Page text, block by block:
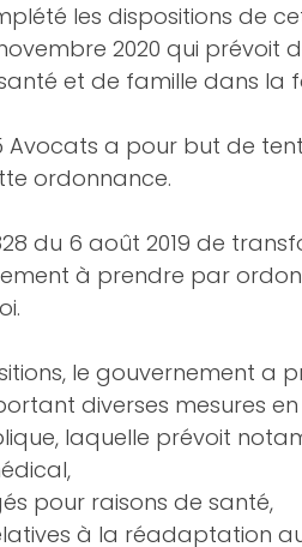
les dispositions de
2020 qui prévoit
et de famille dans la
Avocats a pour but de
ordonnance.
du 6 août 2019 de
à prendre par
le gouvernement a
diverses mesures
laquelle prévoit
pour raisons de santé,
à la réadaptation